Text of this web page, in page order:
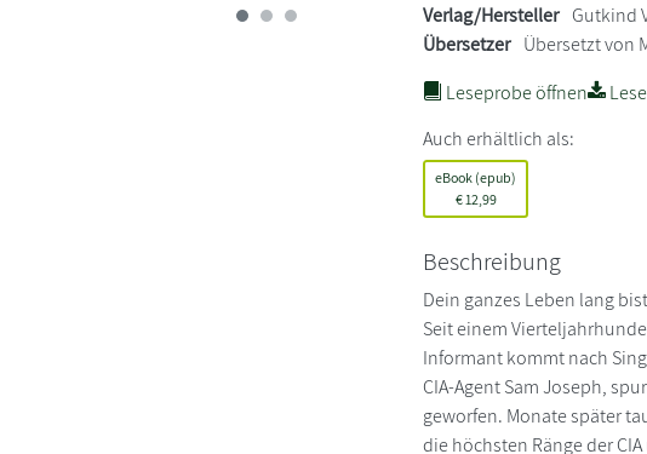
Verlag/Hersteller Gutkind
Übersetzer Übersetzt von
Leseprobe öffnen
Auch erhältlich als:
eBook (epub)
€12,99
Beschreibung
Dein ganzes Leben lang
Seit einem
Informant kommt nach
CIA-Agent Sam Joseph,
geworfen. Monate später
die höchsten Ränge der